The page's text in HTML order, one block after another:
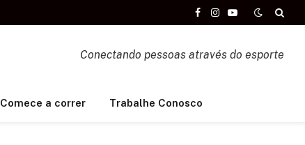
Facebook
Instagram
YouTube
Conectando pessoas através do esporte
Comece a correr Trabalhe Conosco